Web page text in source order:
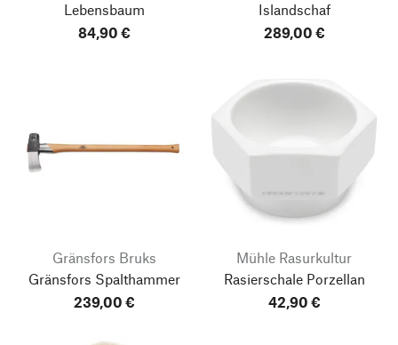
Lebensbaum
84,90 €
Islandschaf
289,00 €
Gränsfors Bruks
Gränsfors Spalthammer
239,00 €
Mühle Rasurkultur
Rasierschale Porzellan
42,90 €